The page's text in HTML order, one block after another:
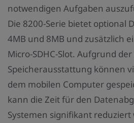
notwendigen Aufgaben
Die 8200-Serie bietet optional
4MB und 8MB und zusätzlich
Micro-SDHC-Slot. Aufgrund
Speicherausstattung können
dem mobilen Computer
kann die Zeit für den
Systemen signifikant